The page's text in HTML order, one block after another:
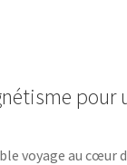
pour
voyage au cœur